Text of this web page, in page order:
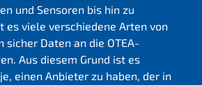
und Sensoren bis hin zu
es viele verschiedene Arten von
sicher Daten an die OTEA-
Aus diesem Grund ist es
einen Anbieter zu haben, der in